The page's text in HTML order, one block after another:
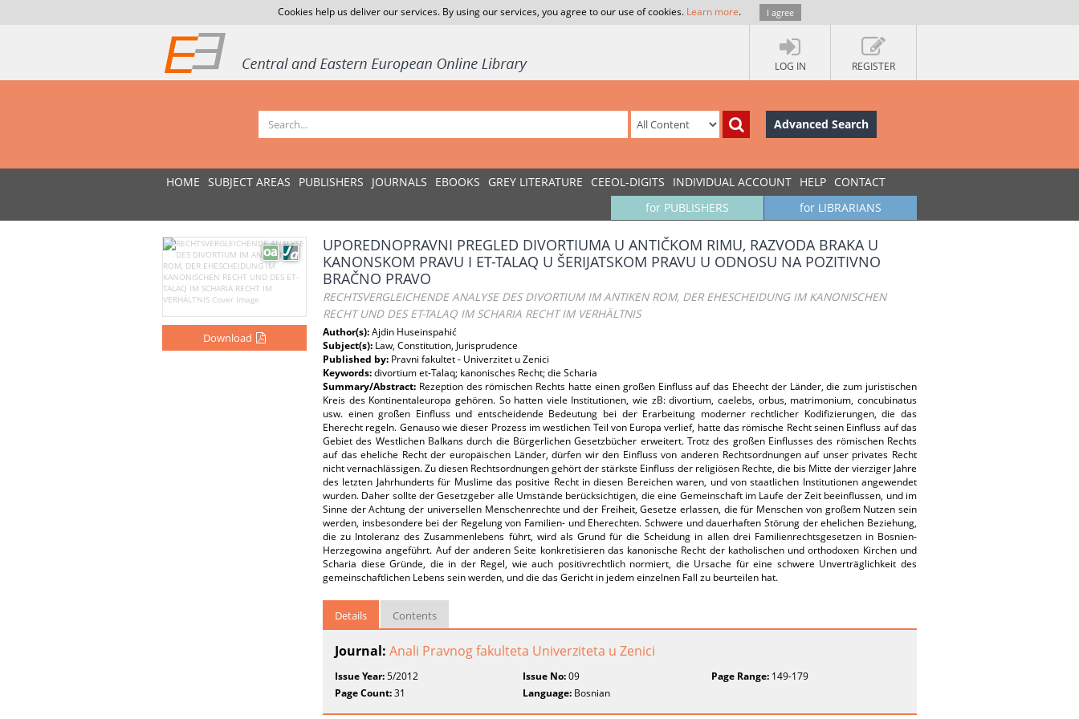
Cookies help us deliver our services. By using our services, you agree to our use of cookies. Learn more. I agree
LOG IN REGISTER
Advanced Search
HOME SUBJECT AREAS PUBLISHERS JOURNALS EBOOKS GREY LITERATURE CEEOL-DIGITS INDIVIDUAL ACCOUNT HELP CONTACT
for LIBRARIANS
for PUBLISHERS
Download
UPOREDNOPRAVNI PREGLED DIVORTIUMA U ANTIČKOM RIMU, RAZVODA BRAKA U
KANONSKOM PRAVU I ET-TALAQ U ŠERIJATSKOM PRAVU U ODNOSU NA POZITIVNO
BRAČNO PRAVO
RECHTSVERGLEICHENDE ANALYSE DES DIVORTIUM IM ANTIKEN ROM, DER EHESCHEIDUNG IM KANONISCHEN
RECHT UND DES ET-TALAQ IM SCHARIA RECHT IM VERHÄLTNIS
Author(s):Ajdin Huseinspahić
Subject(s): Law, Constitution, Jurisprudence
Published by: Pravni fakultet - Univerzitet u Zenici
Keywords:divortium et-Talaq; kanonisches Recht; die Scharia
Summary/Abstract: Rezeption des römischen Rechts hatte einen großen Einfluss auf das Eheecht der Länder, die zum juristischen
Kreis des Kontinentaleuropa gehören. So hatten viele Institutionen, wie zB: divortium, caelebs, orbus, matrimonium, concubinatus
usw. einen großen Einfluss und entscheidende Bedeutung bei der Erarbeitung moderner rechtlicher Kodifizierungen, die das
Eherecht regeln. Genauso wie dieser Prozess im westlichen Teil von Europa verlief, hatte das römische Recht seinen Einfluss auf das
Gebiet des Westlichen Balkans durch die Bürgerlichen Gesetzbücher erweitert. Trotz des großen Einflusses des römischen Rechts
auf das eheliche Recht der europäischen Länder, dürfen wir den Einfluss von anderen Rechtsordnungen auf unser privates Recht
nicht vernachlässigen. Zu diesen Rechtsordnungen gehört der stärkste Einfluss der religiösen Rechte, die bis Mitte der vierziger Jahre
des letzten Jahrhunderts für Muslime das positive Recht in diesen Bereichen waren, und von staatlichen Institutionen angewendet
wurden. Daher sollte der Gesetzgeber alle Umstände berücksichtigen, die eine Gemeinschaft im Laufe der Zeit beeinflussen, und im
Sinne der Achtung der universellen Menschenrechte und der Freiheit, Gesetze erlassen, die für Menschen von großem Nutzen sein
werden, insbesondere bei der Regelung von Familien- und Eherechten. Schwere und dauerhaften Störung der ehelichen Beziehung,
die zu Intoleranz des Zusammenlebens führt, wird als Grund für die Scheidung in allen drei Familienrechtsgesetzen in Bosnien-
Herzegowina angeführt. Auf der anderen Seite konkretisieren das kanonische Recht der katholischen und orthodoxen Kirchen und
Scharia diese Gründe, die in der Regel, wie auch positivrechtlich normiert, die Ursache für eine schwere Unverträglichkeit des
gemeinschaftlichen Lebens sein werden, und die das Gericht in jedem einzelnen Fall zu beurteilen hat.
Details Contents
Journal: Anali Pravnog fakulteta Univerziteta u Zenici
Issue Year:5/2012 Issue No:09 Page Range:149-179
Page Count:31 Language: Bosnian